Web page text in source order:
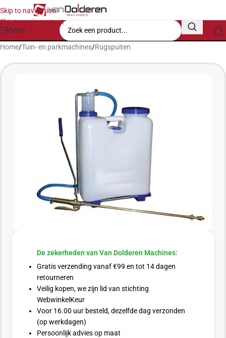
Skip to navigation
Skip to main content
Menu
Home/Tuin- en parkmachines/Rugspuiten
De zekerheden van Van Dolderen Machines:
Gratis verzending vanaf €99 en tot 14 dagen
retourneren
Veilig kopen, we zijn lid van stichting
WebwinkelKeur
Voor 16.00 uur besteld, dezelfde dag verzonden
(op werkdagen)
Persoonlijk advies op maat